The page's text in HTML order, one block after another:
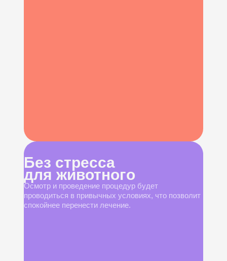
Без стресса
для животного
Осмотр и проведение процедур будет
проводиться в привычных условиях, что позволит
спокойнее перенести лечение.